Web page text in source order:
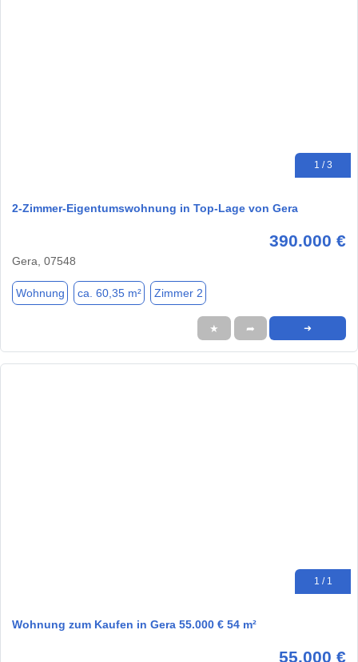
1 / 3
2-Zimmer-Eigentumswohnung in Top-Lage von Gera
390.000 €
Gera, 07548
Wohnung ca. 60,35 m² Zimmer 2
★ ➦ ➜
1 / 1
Wohnung zum Kaufen in Gera 55.000 € 54 m²
55.000 €